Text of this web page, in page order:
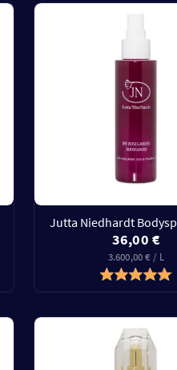
Jutta Niedhardt
36,00 €
3.600,00 € / L